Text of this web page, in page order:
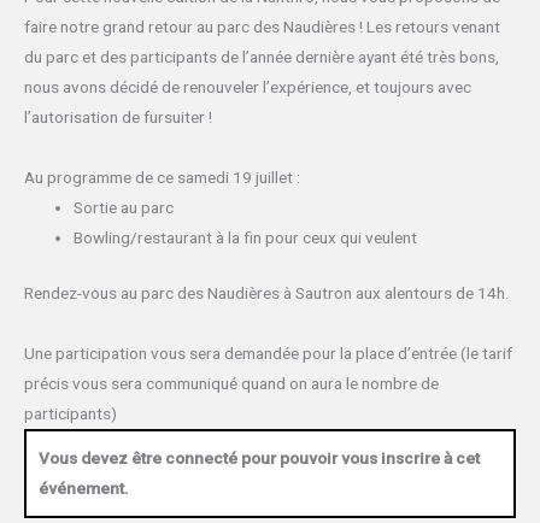
faire notre grand retour au parc des Naudières ! Les retours venant
du parc et des participants de l’année dernière ayant été très bons,
nous avons décidé de renouveler l’expérience, et toujours avec
l’autorisation de fursuiter !
Au programme de ce samedi 19 juillet :
Sortie au parc
Bowling/restaurant à la fin pour ceux qui veulent
Rendez-vous au parc des Naudières à Sautron aux alentours de 14h.
Une participation vous sera demandée pour la place d’entrée (le tarif
précis vous sera communiqué quand on aura le nombre de
participants)
Vous devez être connecté pour pouvoir vous inscrire à cet
événement.